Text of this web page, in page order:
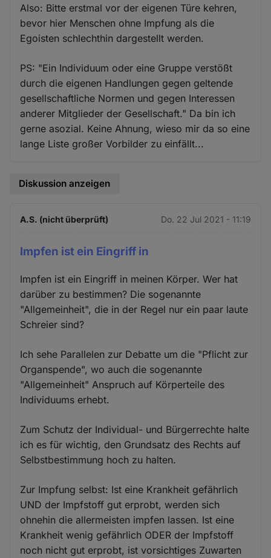
Also: Bitte erstmal vor der eigenen Türe kehren,
bevor hier Menschen ohne Impfung als die
Egoisten schlechthin dargestellt werden.
PS: "Ein Individuum oder eine Gruppe verstößt
durch die eigenen Handlungen gegen geltende
gesellschaftliche Normen und gegen Interessen
anderer Mitglieder der Gesellschaft." Da bin ich
gerne asozial. Keine Ahnung, wieso mir da so eine
lange Liste großer Vorbilder zu einfällt...
Diskussion anzeigen
A.S. (nicht überprüft) Do. 22 Jul 2021 - 11:19
Impfen ist ein Eingriff in
Impfen ist ein Eingriff in meinen Körper. Wer hat
darüber zu bestimmen? Die sogenannte
"Allgemeinheit", die in der Regel nur ein paar laute
Schreier sind?
Ich sehe Parallelen zur Debatte um die "Pflicht zur
Organspende", wo auch die sogenannte
"Allgemeinheit" Anspruch auf Körperteile des
Individuums erhebt.
Zum Schutz der Individual- und Bürgerrechte halte
ich es für wichtig, den Grundsatz des Rechts auf
Selbstbestimmung hoch zu halten.
Zur Impfung selbst: Ist eine Krankheit gefährlich
UND der Impfstoff gut erprobt, werden sich
ohnehin die allermeisten impfen lassen. Ist eine
Krankheit wenig gefährlich ODER der Impfstoff
noch nicht gut erprobt, ist vorsichtiges Zuwarten